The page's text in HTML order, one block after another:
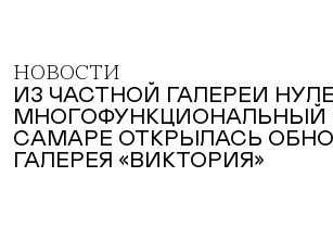
НОВОСТИ
ИЗ ЧАСТНОЙ ГАЛЕРЕИ
МНОГОФУНКЦИОНАЛЬНЫЙ
САМАРЕ ОТКРЫЛАСЬ
ГАЛЕРЕЯ «ВИКТОРИЯ»